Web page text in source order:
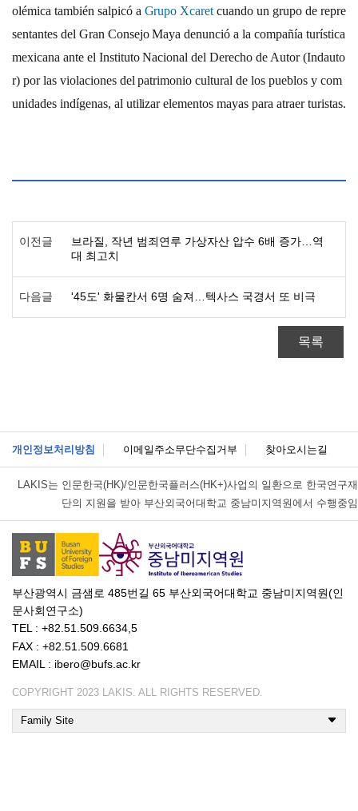
olémica también salpicó a Grupo Xcaret cuando un grupo de repre
sentantes del Gran Consejo Maya denunció a la compañía turística
mexicana ante el Instituto Nacional del Derecho de Autor (Indauto
r) por las violaciones del patrimonio cultural de los pueblos y com
unidades indígenas, al utilizar elementos mayas para atraer turistas.
이전글
브라질, 작년 범죄연루 가상자산 압수 6배 증가…역
대 최고치
다음글 '45도' 화물칸서 6명 숨져…텍사스 국경서 또 비극
목록
개인정보처리방침 이메일주소무단수집거부 찾아오시는길
LAKIS는 인문한국(HK)/인문한국플러스(HK+)사업의 일환으로 한국연구재
단의 지원을 받아 부산외국어대학교 중남미지역원에서 수행중임
부산광역시 금샘로 485번길 65 부산외국어대학교 중남미지역원(인
문사회연구소)
TEL : +82.51.509.6634,5
FAX : +82.51.509.6681
EMAIL : ibero@bufs.ac.kr
COPYRIGHT 2023 LAKIS. ALL RIGHTS RESERVED.
Family Site